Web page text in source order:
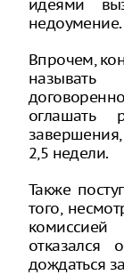
идеями
недоумение.
Впрочем,
оглашать
2,5 недели.
Также
того,
комиссией
отказался
дождаться